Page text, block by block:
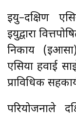
इयु–दक्षिण
इयुद्वारा
निकाय
एसिया हवाई
प्राविधिक
परियोजनाले